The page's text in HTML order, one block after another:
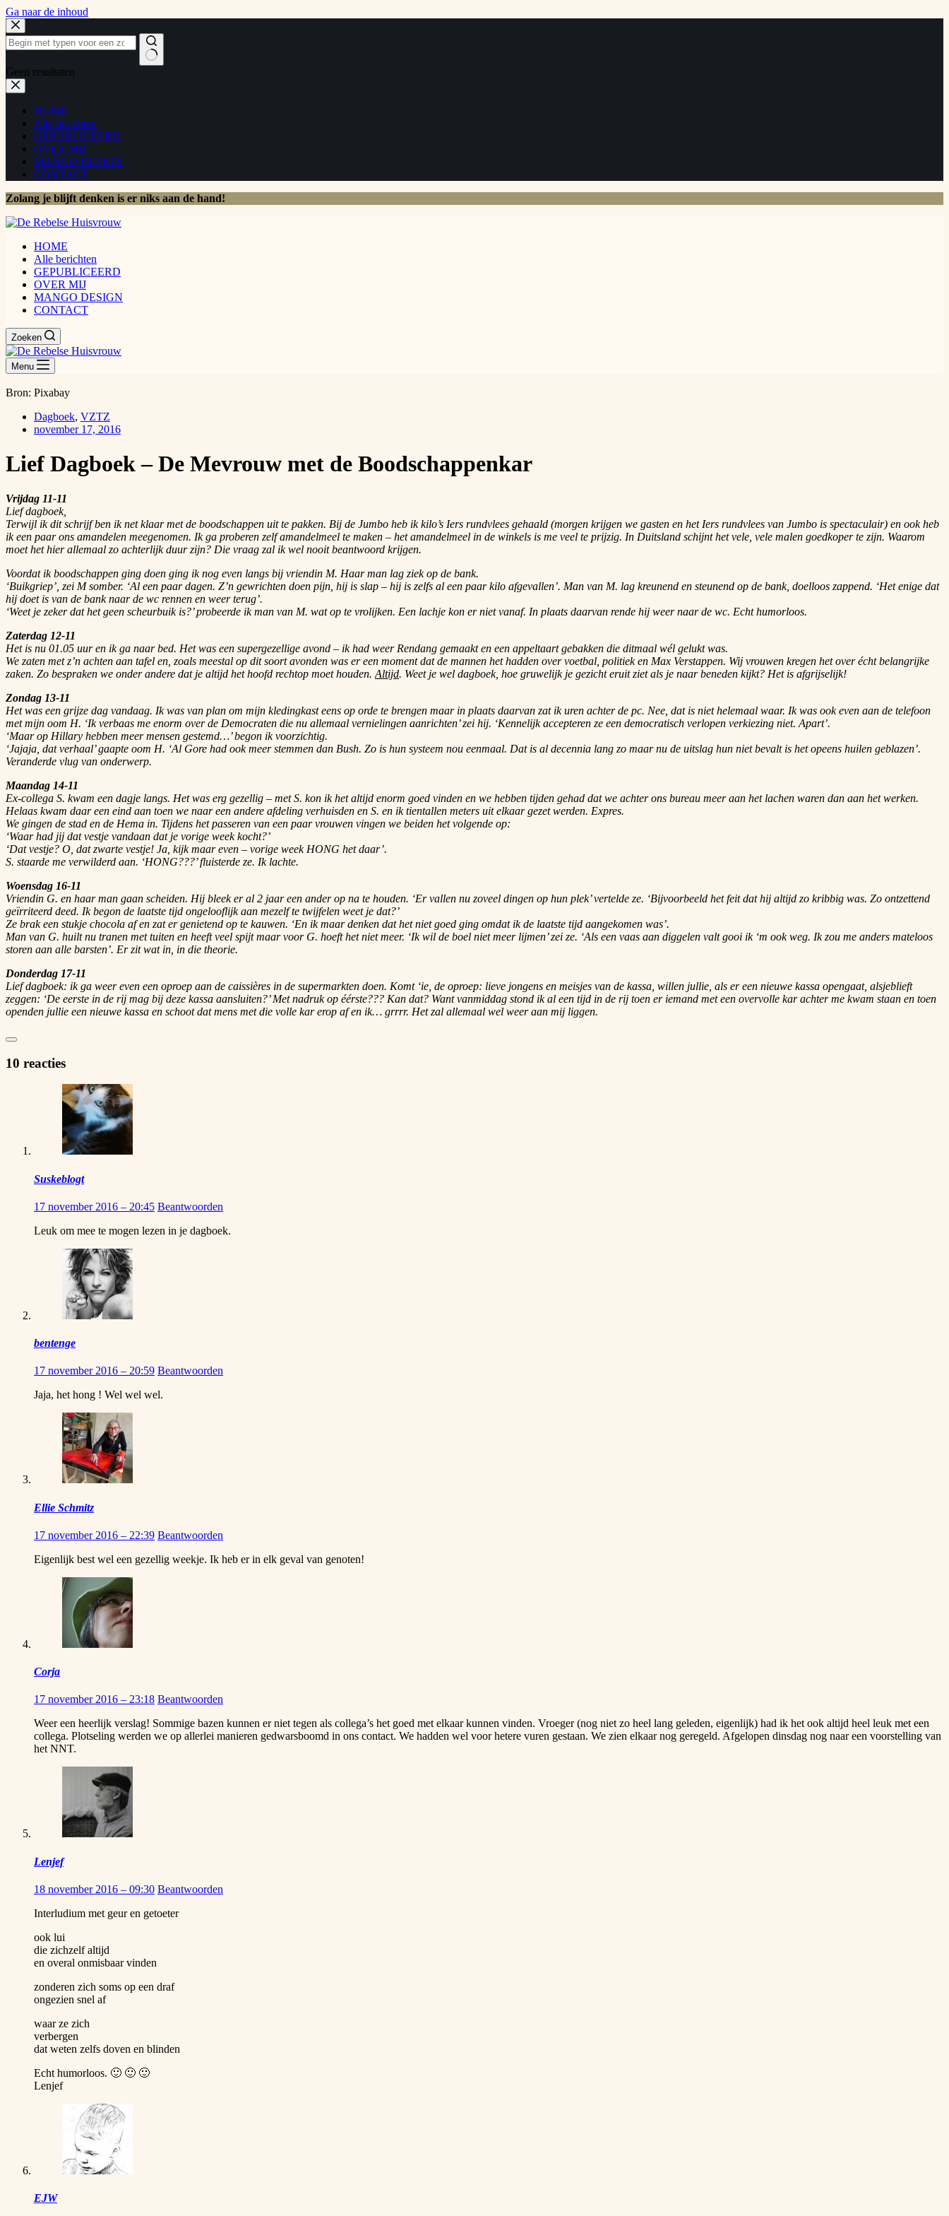
Ga naar de inhoud
Geen resultaten
HOME
Alle berichten
GEPUBLICEERD
OVER MIJ
MANGO DESIGN
CONTACT
Zolang je blijft denken is er niks aan de hand!
HOME
Alle berichten
GEPUBLICEERD
OVER MIJ
MANGO DESIGN
CONTACT
Zoeken
Menu
Bron: Pixabay
Dagboek, VZTZ
november 17, 2016
Lief Dagboek – De Mevrouw met de Boodschappenkar
Vrijdag 11-11
Lief dagboek,
Terwijl ik dit schrijf ben ik net klaar met de boodschappen uit te pakken. Bij de Jumbo heb ik kilo’s Iers rundvlees gehaald (morgen krijgen we gasten en het Iers rundvlees van Jumbo is spectaculair) en ook heb
ik een paar ons amandelen meegenomen. Ik ga proberen zelf amandelmeel te maken – het amandelmeel in de winkels is me veel te prijzig. In Duitsland schijnt het vele, vele malen goedkoper te zijn. Waarom
moet het hier allemaal zo achterlijk duur zijn? Die vraag zal ik wel nooit beantwoord krijgen.
Voordat ik boodschappen ging doen ging ik nog even langs bij vriendin M. Haar man lag ziek op de bank.
‘Buikgriep’, zei M somber. ‘Al een paar dagen. Z’n gewrichten doen pijn, hij is slap – hij is zelfs al een paar kilo afgevallen’. Man van M. lag kreunend en steunend op de bank, doelloos zappend. ‘Het enige dat
hij doet is van de bank naar de wc rennen en weer terug’.
‘Weet je zeker dat het geen scheurbuik is?’ probeerde ik man van M. wat op te vrolijken. Een lachje kon er niet vanaf. In plaats daarvan rende hij weer naar de wc. Echt humorloos.
Zaterdag 12-11
Het is nu 01.05 uur en ik ga naar bed. Het was een supergezellige avond – ik had weer Rendang gemaakt en een appeltaart gebakken die ditmaal wél gelukt was.
We zaten met z’n achten aan tafel en, zoals meestal op dit soort avonden was er een moment dat de mannen het hadden over voetbal, politiek en Max Verstappen. Wij vrouwen kregen het over écht belangrijke
zaken. Zo bespraken we onder andere dat je altijd het hoofd rechtop moet houden. Altijd. Weet je wel dagboek, hoe gruwelijk je gezicht eruit ziet als je naar beneden kijkt? Het is afgrijselijk!
Zondag 13-11
Het was een grijze dag vandaag. Ik was van plan om mijn kledingkast eens op orde te brengen maar in plaats daarvan zat ik uren achter de pc. Nee, dat is niet helemaal waar. Ik was ook even aan de telefoon
met mijn oom H. ‘Ik verbaas me enorm over de Democraten die nu allemaal vernielingen aanrichten’ zei hij. ‘Kennelijk accepteren ze een democratisch verlopen verkiezing niet. Apart’.
‘Maar op Hillary hebben meer mensen gestemd…’ begon ik voorzichtig.
‘Jajaja, dat verhaal’ gaapte oom H. ‘Al Gore had ook meer stemmen dan Bush. Zo is hun systeem nou eenmaal. Dat is al decennia lang zo maar nu de uitslag hun niet bevalt is het opeens huilen geblazen’.
Veranderde vlug van onderwerp.
Maandag 14-11
Ex-collega S. kwam een dagje langs. Het was erg gezellig – met S. kon ik het altijd enorm goed vinden en we hebben tijden gehad dat we achter ons bureau meer aan het lachen waren dan aan het werken.
Helaas kwam daar een eind aan toen we naar een andere afdeling verhuisden en S. en ik tientallen meters uit elkaar gezet werden. Expres.
We gingen de stad en de Hema in. Tijdens het passeren van een paar vrouwen vingen we beiden het volgende op:
‘Waar had jij dat vestje vandaan dat je vorige week kocht?’
‘Dat vestje? O, dat zwarte vestje! Ja, kijk maar even – vorige week HONG het daar’.
S. staarde me verwilderd aan. ‘HONG???’ fluisterde ze. Ik lachte.
Woensdag 16-11
Vriendin G. en haar man gaan scheiden. Hij bleek er al 2 jaar een ander op na te houden. ‘Er vallen nu zoveel dingen op hun plek’ vertelde ze. ‘Bijvoorbeeld het feit dat hij altijd zo kribbig was. Zo ontzettend
geïrriteerd deed. Ik begon de laatste tijd ongelooflijk aan mezelf te twijfelen weet je dat?’
Ze brak een stukje chocola af en zat er genietend op te kauwen. ‘En ik maar denken dat het niet goed ging omdat ik de laatste tijd aangekomen was’.
Man van G. huilt nu tranen met tuiten en heeft veel spijt maar voor G. hoeft het niet meer. ‘Ik wil de boel niet meer lijmen’ zei ze. ‘Als een vaas aan diggelen valt gooi ik ‘m ook weg. Ik zou me anders mateloos
storen aan alle barsten’. Er zit wat in, in die theorie.
Donderdag 17-11
Lief dagboek: ik ga weer even een oproep aan de caissières in de supermarkten doen. Komt ‘ie, de oproep: lieve jongens en meisjes van de kassa, willen jullie, als er een nieuwe kassa opengaat, alsjeblieft
zeggen: ‘De eerste in de rij mag bij deze kassa aansluiten?’ Met nadruk op éérste??? Kan dat? Want vanmiddag stond ik al een tijd in de rij toen er iemand met een overvolle kar achter me kwam staan en toen
openden jullie een nieuwe kassa en schoot dat mens met die volle kar erop af en ik… grrrr. Het zal allemaal wel weer aan mij liggen.
10 reacties
Suskeblogt
17 november 2016 – 20:45 Beantwoorden
Leuk om mee te mogen lezen in je dagboek.
bentenge
17 november 2016 – 20:59 Beantwoorden
Jaja, het hong ! Wel wel wel.
Ellie Schmitz
17 november 2016 – 22:39 Beantwoorden
Eigenlijk best wel een gezellig weekje. Ik heb er in elk geval van genoten!
Corja
17 november 2016 – 23:18 Beantwoorden
Weer een heerlijk verslag! Sommige bazen kunnen er niet tegen als collega’s het goed met elkaar kunnen vinden. Vroeger (nog niet zo heel lang geleden, eigenlijk) had ik het ook altijd heel leuk met een
collega. Plotseling werden we op allerlei manieren gedwarsboomd in ons contact. We hadden wel voor hetere vuren gestaan. We zien elkaar nog geregeld. Afgelopen dinsdag nog naar een voorstelling van
het NNT.
Lenjef
18 november 2016 – 09:30 Beantwoorden
Interludium met geur en getoeter
ook lui
die zichzelf altijd
en overal onmisbaar vinden
zonderen zich soms op een draf
ongezien snel af
waar ze zich
verbergen
dat weten zelfs doven en blinden
Echt humorloos. 🙂 🙂 🙂
Lenjef
EJW